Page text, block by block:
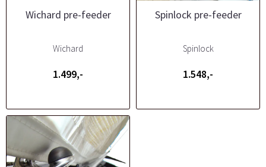
Wichard pre-feeder
Wichard
1.499,-
Spinlock pre-feeder
Spinlock
1.548,-